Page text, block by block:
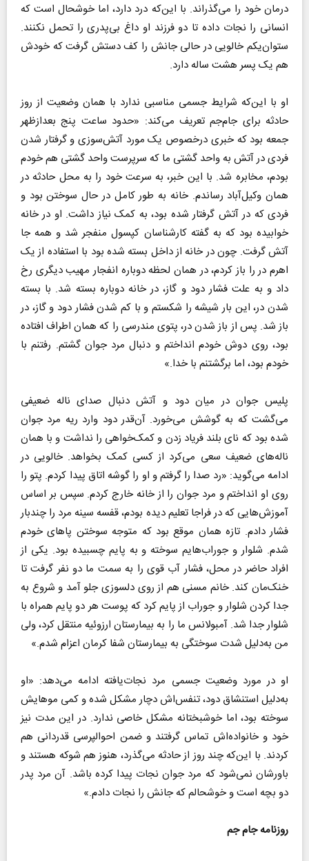
درمان خود را می‌گذراند. با این‌که درد دارد، اما خوشحال است که
انسانی را نجات داده تا دو فرزند او داغ بی‌پدری را تحمل نکنند.
ستوان‌یکم خالویی در حالی جانش را کف دستش گرفت که خودش
هم یک پسر هشت ساله دارد.
او با این‌که شرایط جسمی مناسبی ندارد با همان وضعیت از روز
حادثه برای جام‌جم تعریف می‌کند: «حدود ساعت پنج بعدازظهر
جمعه بود که خبری درخصوص یک مورد آتش‌سوزی و گرفتار شدن
فردی در آتش به واحد گشتی ما که سرپرست واحد گشتی هم خودم
بودم، مخابره شد. با این خبر، به سرعت خود را به محل حادثه در
همان وکیل‌آباد رساندم. خانه به طور کامل در حال سوختن بود و
فردی که در آتش گرفتار شده بود، به کمک نیاز داشت. او در خانه
خوابیده بود که به گفته کارشناسان کپسول منفجر شد و همه جا
آتش گرفت. چون در خانه از داخل بسته شده بود با استفاده از یک
اهرم در را باز کردم، در همان لحظه دوباره انفجار مهیب دیگری رخ
داد و به علت فشار دود و گاز، در خانه دوباره بسته شد. با بسته
شدن در، این بار شیشه را شکستم و با کم شدن فشار دود و گاز، در
باز شد. پس از باز شدن در، پتوی مندرسی را که همان اطراف افتاده
بود، روی دوش خودم انداختم و دنبال مرد جوان گشتم. رفتنم با
خودم بود، اما برگشتنم با خدا.»
پلیس جوان در میان دود و آتش دنبال صدای ناله ضعیفی
می‌گشت که به گوشش می‌خورد. آن‌قدر دود وارد ریه مرد جوان
شده بود که نای بلند فریاد زدن و کمک‌خواهی را نداشت و با همان
ناله‌های ضعیف سعی می‌کرد از کسی کمک بخواهد. خالویی در
ادامه می‌گوید: «رد صدا را گرفتم و او را گوشه اتاق پیدا کردم. پتو را
روی او انداختم و مرد جوان را از خانه خارج کردم. سپس بر اساس
آموزش‌هایی که در فراجا تعلیم دیده بودم، قفسه سینه مرد را چندبار
فشار دادم. تازه همان موقع بود که متوجه سوختن پا‌های خودم
شدم. شلوار و جوراب‌هایم سوخته و به پایم چسبیده بود. یکی از
افراد حاضر در محل، فشار آب قوی را به سمت ما دو نفر گرفت تا
خنک‌مان کند. خانم مسنی هم از روی دلسوزی جلو آمد و شروع به
جدا کردن شلوار و جوراب از پایم کرد که پوست هر دو پایم همراه با
شلوار جدا شد. آمبولانس ما را به بیمارستان ارزوئیه منتقل کرد، ولی
من به‌دلیل شدت سوختگی به بیمارستان شفا کرمان اعزام شدم.»
او در مورد وضعیت جسمی مرد نجات‌یافته ادامه می‌دهد: «او
به‌دلیل استنشاق دود، تنفس‌اش دچار مشکل شده و کمی موهایش
سوخته بود، اما خوشبختانه مشکل خاصی ندارد. در این مدت نیز
خود و خانواده‌اش تماس گرفتند و ضمن احوالپرسی قدردانی هم
کردند. با این‌که چند روز از حادثه می‌گذرد، هنوز هم شوکه هستند و
باورشان نمی‌شود که مرد جوان نجات پیدا کرده باشد. آن مرد پدر
دو بچه است و خوشحالم که جانش را نجات دادم.»
روزنامه جام جم